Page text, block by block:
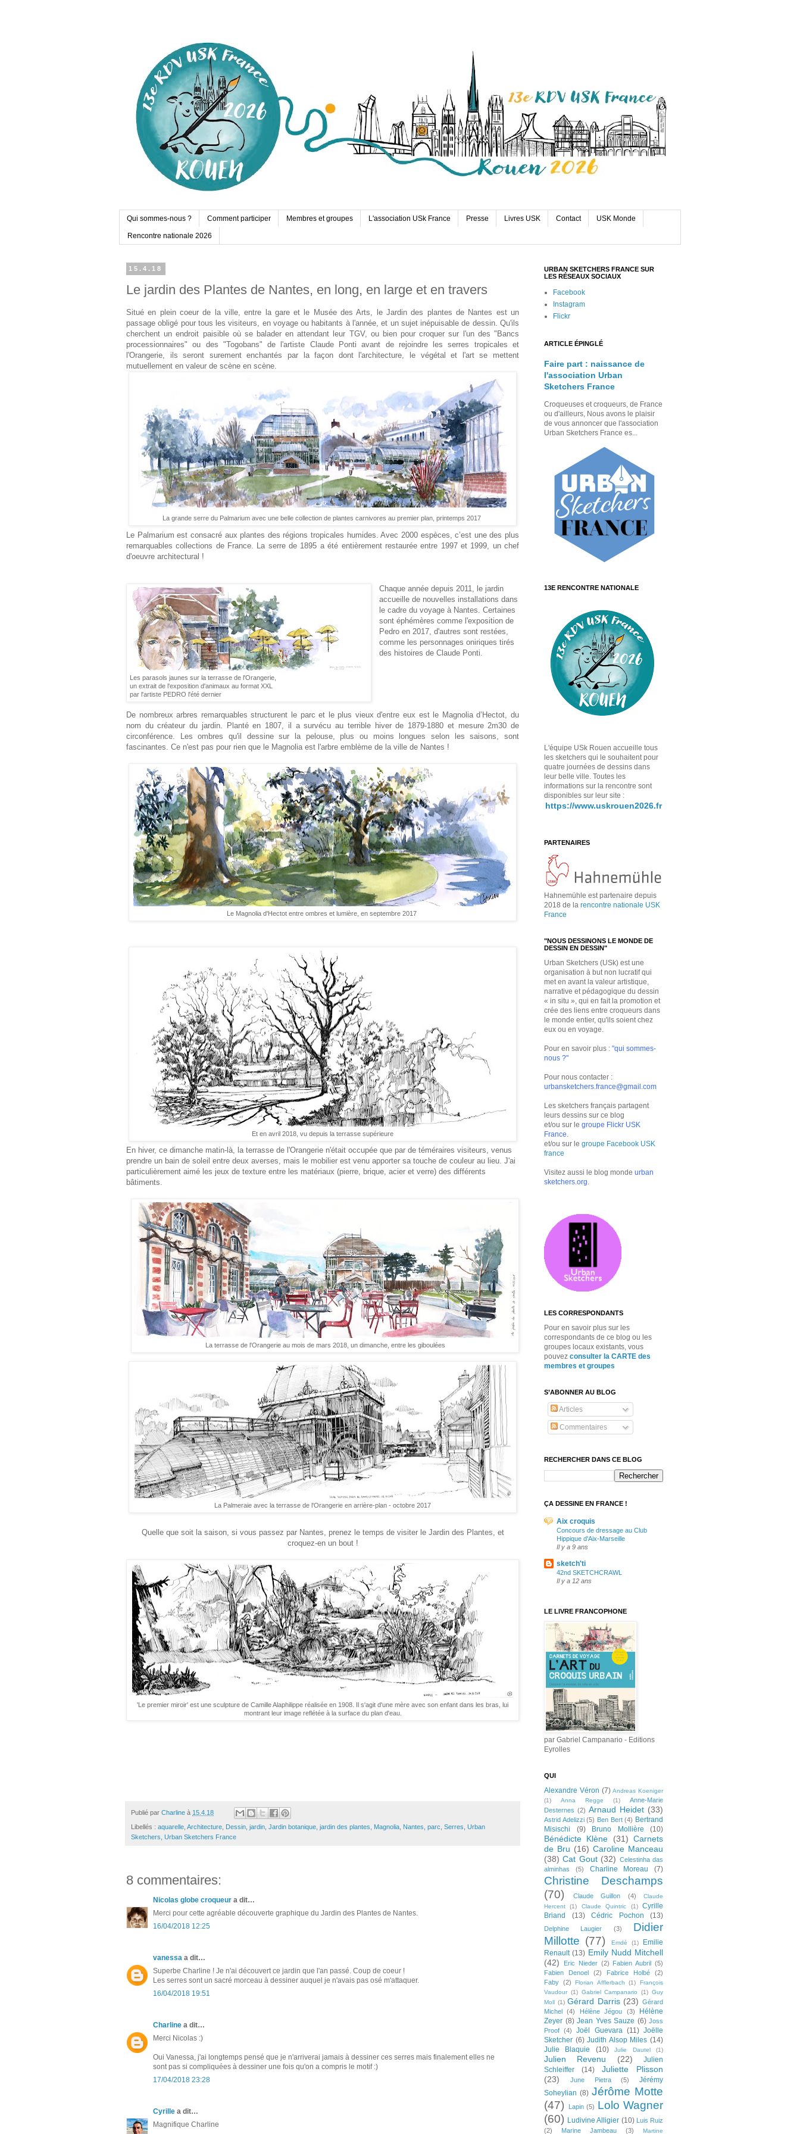
Qui sommes-nous ? Comment participer Membres et groupes L'association USk France Presse Livres USK Contact USK Monde
Rencontre nationale 2026
15.4.18
Le jardin des Plantes de Nantes, en long, en large et en travers
Situé en plein coeur de la ville, entre la gare et le Musée des Arts, le Jardin des plantes de Nantes est un
passage obligé pour tous les visiteurs, en voyage ou habitants à l'année, et un sujet inépuisable de dessin. Qu'ils
cherchent un endroit paisible où se balader en attendant leur TGV, ou bien pour croquer sur l'un des "Bancs
processionnaires" ou des "Togobans" de l'artiste Claude Ponti avant de rejoindre les serres tropicales et
l'Orangerie, ils seront surement enchantés par la façon dont l'architecture, le végétal et l'art se mettent
mutuellement en valeur de scène en scène.
La grande serre du Palmarium avec une belle collection de plantes carnivores au premier plan, printemps 2017
Le Palmarium est consacré aux plantes des régions tropicales humides. Avec 2000 espèces, c’est une des plus
remarquables collections de France. La serre de 1895 a été entièrement restaurée entre 1997 et 1999, un chef
d'oeuvre architectural !
Les parasols jaunes sur la terrasse de l'Orangerie,
un extrait de l'exposition d'animaux au format XXL
par l'artiste PEDRO l'été dernier
Chaque année depuis 2011, le jardin
accueille de nouvelles installations dans
le cadre du voyage à Nantes. Certaines
sont éphémères comme l'exposition de
Pedro en 2017, d'autres sont restées,
comme les personnages oniriques tirés
des histoires de Claude Ponti.
De nombreux arbres remarquables structurent le parc et le plus vieux d'entre eux est le Magnolia d’Hectot, du
nom du créateur du jardin. Planté en 1807, il a survécu au terrible hiver de 1879-1880 et mesure 2m30 de
circonférence. Les ombres qu'il dessine sur la pelouse, plus ou moins longues selon les saisons, sont
fascinantes. Ce n'est pas pour rien que le Magnolia est l'arbre emblème de la ville de Nantes !
Le Magnolia d'Hectot entre ombres et lumière, en septembre 2017
Et en avril 2018, vu depuis la terrasse supérieure
En hiver, ce dimanche matin-là, la terrasse de l'Orangerie n'était occupée que par de téméraires visiteurs, venus
prendre un bain de soleil entre deux averses, mais le mobilier est venu apporter sa touche de couleur au lieu. J'ai
particulièrement aimé les jeux de texture entre les matériaux (pierre, brique, acier et verre) des différents
bâtiments.
La terrasse de l'Orangerie au mois de mars 2018, un dimanche, entre les giboulées
La Palmeraie avec la terrasse de l'Orangerie en arrière-plan - octobre 2017
Quelle que soit la saison, si vous passez par Nantes, prenez le temps de visiter le Jardin des Plantes, et
croquez-en un bout !
'Le premier miroir' est une sculpture de Camille Alaphilippe réalisée en 1908. Il s'agit d'une mère avec son enfant dans les bras, lui
montrant leur image reflétée à la surface du plan d'eau.
Publié par Charline à 15.4.18
Libellés : aquarelle Architecture Dessin jardin Jardin botanique jardin des plantes Magnolia Nantes parc Serres Urban
Sketchers Urban Sketchers France
8 commentaires:
Nicolas globe croqueur a dit…
Merci pour cette agréable découverte graphique du Jardin des Plantes de Nantes.
16/04/2018 12:25
vanessa a dit…
Superbe Charline ! Je n'ai découvert ce jardin que l'an passé. Coup de coeur !
Les serres sont un sacré morceau à dessiner auquel je n'avais pas osé m'attaquer.
16/04/2018 19:51
Charline a dit…
Merci Nicolas :)
Oui Vanessa, j'ai longtemps pensé que je n'arriverai jamais à dessiner ces serres mais finalement elles ne
sont pas si compliquées à dessiner une fois qu'on a compris le motif :)
17/04/2018 23:28
Cyrille a dit…
Magnifique Charline
URBAN SKETCHERS FRANCE SUR
LES RÉSEAUX SOCIAUX
Facebook
Instagram
Flickr
ARTICLE ÉPINGLÉ
Faire part : naissance de
l'association Urban
Sketchers France
Croqueuses et croqueurs, de France
ou d'ailleurs, Nous avons le plaisir
de vous annoncer que l'association
Urban Sketchers France es...
13E RENCONTRE NATIONALE
L'équipe USk Rouen accueille tous
les sketchers qui le souhaitent pour
quatre journées de dessins dans
leur belle ville. Toutes les
informations sur la rencontre sont
disponibles sur leur site :
https://www.uskrouen2026.fr
PARTENAIRES
Hahnemühle est partenaire depuis
2018 de la rencontre nationale USK
France
"NOUS DESSINONS LE MONDE DE
DESSIN EN DESSIN"
Urban Sketchers (USk) est une
organisation à but non lucratif qui
met en avant la valeur artistique,
narrative et pédagogique du dessin
« in situ », qui en fait la promotion et
crée des liens entre croqueurs dans
le monde entier, qu'ils soient chez
eux ou en voyage.
Pour en savoir plus : "qui sommes-
nous ?"
Pour nous contacter :
urbansketchers.france@gmail.com
Les sketchers français partagent
leurs dessins sur ce blog
et/ou sur le groupe Flickr USK
France
et/ou sur le groupe Facebook USK
france
Visitez aussi le blog monde urban
sketchers.org
LES CORRESPONDANTS
Pour en savoir plus sur les
correspondants de ce blog ou les
groupes locaux existants, vous
pouvez consulter la CARTE des
membres et groupes
S’ABONNER AU BLOG
Articles
Commentaires
RECHERCHER DANS CE BLOG
ÇA DESSINE EN FRANCE !
Aix croquis
Concours de dressage au Club
Hippique d'Aix-Marseille
Il y a 9 ans
sketch'ti
42nd SKETCHCRAWL
Il y a 12 ans
LE LIVRE FRANCOPHONE
par Gabriel Campanario - Editions
Eyrolles
QUI
Alexandre Véron (7) Andreas Koeniger
(1)
Anna Regge (1)
Anne-Marie
Desternes (2) Arnaud Heidet (33)
Astrid Adelizzi (5) Ben Bert (4) Bertrand
Misischi
(9) Bruno Mollière (10)
Bénédicte Klène (31) Carnets
de Bru (16) Caroline Manceau
(38) Cat Gout (32) Celestinha das
alminhas
(5) Charline Moreau (7)
Christine Deschamps
(70)
Claude Guillon (4)
Claude
Hercent
(1) Claude Quintric (1)
Cyrille
Briand
(13) Cédric Pochon (13)
Delphine Laugier (3)
Didier
Millotte (77) Emdé (1)
Emilie
Renault (13) Emily Nudd Mitchell
(42)
Eric Nieder (2) Fabien Aubril (5)
Fabien Denoel
(2) Fabrice Holbé
(2)
Faby (2) Florian Afflerbach (1)
François
Vaudour (1) Gabriel Campanario (1) Guy
Moll (1) Gérard Darris (23) Gérard
Michel
(4) Hélène Jégou (3)
Hélène
Zeyer (8) Jean Yves Sauze (6) Joss
Proof
(4) Joël Guevara (11) Joëlle
Sketcher (6) Judith Alsop Miles (14)
Julie Blaquie
(10) Julie Dautel (1)
Julien Revenu (22)
Julien
Schleiffer
(14)
Juliette Plisson
(23)
June Pietra (5)
Jérémy
Soheylian (8) Jérôme Motte
(47)
Lapin (5) Lolo Wagner
(60) Ludivine Alligier (10) Luis Ruiz
(2)
Marine Jambeau (3) Martine